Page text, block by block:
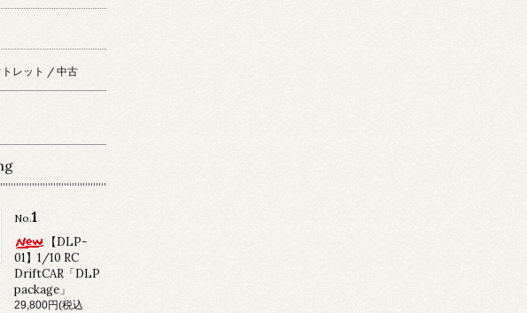
レット / 中古
No.1
【DLP-
01】1/10 RC
DriftCAR「DLP
package」
29,800円(税込